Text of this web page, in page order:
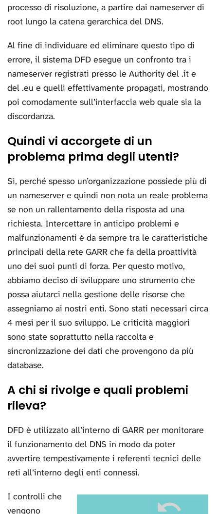
processo di risoluzione, a partire dai nameserver di
root lungo la catena gerarchica del DNS.
Al fine di individuare ed eliminare questo tipo di
errore, il sistema DFD esegue un confronto tra i
nameserver registrati presso le Authority del .it e
del .eu e quelli effettivamente propagati, mostrando
poi comodamente sull’interfaccia web quale sia la
discordanza.
Quindi vi accorgete di un
problema prima degli utenti?
Sì, perché spesso un’organizzazione possiede più di
un nameserver e quindi non nota un reale problema
se non un rallentamento della risposta ad una
richiesta. Intercettare in anticipo problemi e
malfunzionamenti è da sempre tra le caratteristiche
principali della rete GARR che fa della proattività
uno dei suoi punti di forza. Per questo motivo,
abbiamo deciso di sviluppare uno strumento che
possa aiutarci nella gestione delle risorse che
assegniamo ai nostri enti. Sono stati necessari circa
4 mesi per il suo sviluppo. Le criticità maggiori
sono state soprattutto nella raccolta e
sincronizzazione dei dati che provengono da più
database.
A chi si rivolge e quali problemi
rileva?
DFD è utilizzato all’interno di GARR per monitorare
il funzionamento del DNS in modo da poter
avvertire tempestivamente i referenti tecnici delle
reti all’interno degli enti connessi.
I controlli che
vengono